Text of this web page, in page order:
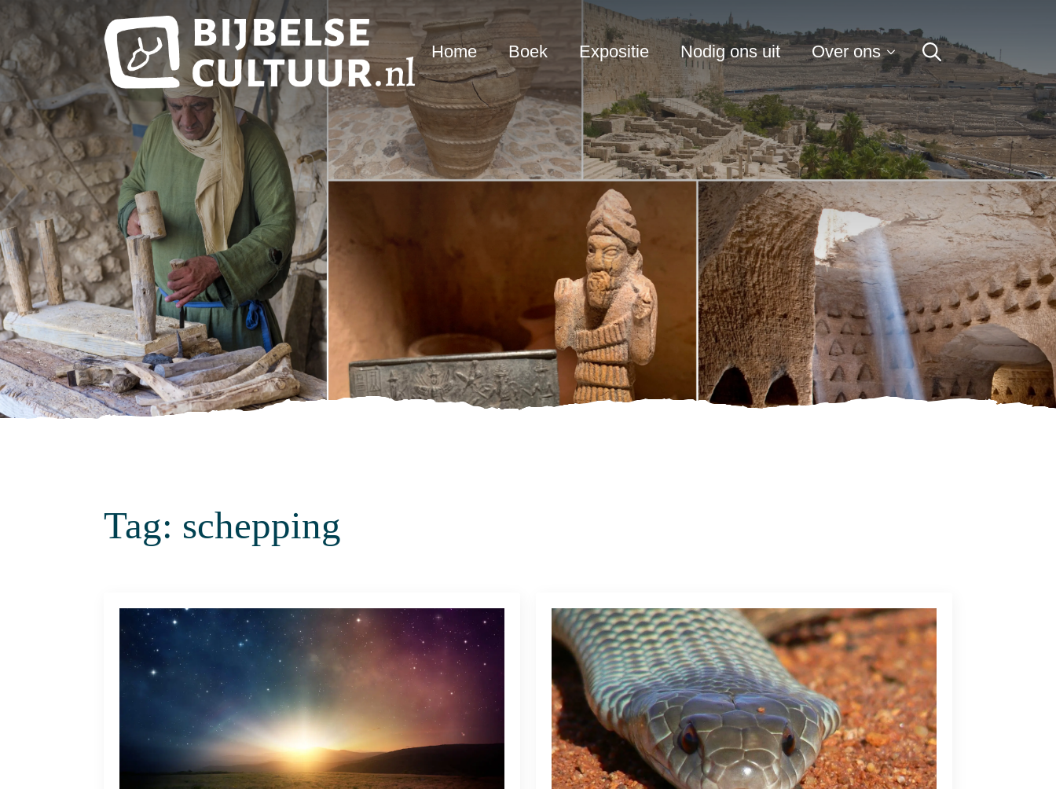
Home Boek Expositie Nodig ons uit Over ons
Search
for:
Tag: schepping